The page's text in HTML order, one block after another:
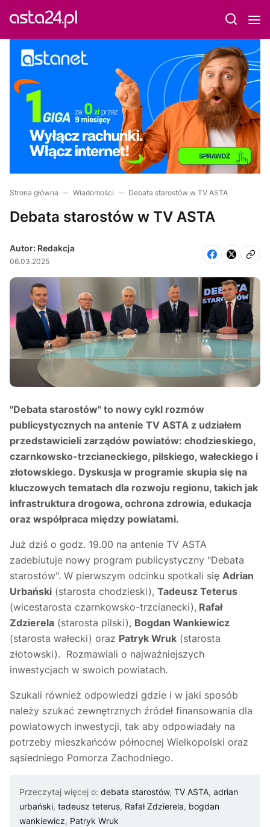
Strona główna Wiadomości Debata starostów w TV ASTA
Debata starostów w TV ASTA
Autor: Redakcja
06.03.2025
"Debata starostów" to nowy cykl rozmów
publicystycznych na antenie TV ASTA z udziałem
przedstawicieli zarządów powiatów: chodzieskiego,
czarnkowsko-trzcianeckiego, pilskiego, wałeckiego i
złotowskiego. Dyskusja w programie skupia się na
kluczowych tematach dla rozwoju regionu, takich jak
infrastruktura drogowa, ochrona zdrowia, edukacja
oraz współpraca między powiatami.
Już dziś o godz. 19.00 na antenie TV ASTA
zadebiutuje nowy program publicystyczny "Debata
starostów". W pierwszym odcinku spotkali się Adrian
Urbański (starosta chodzieski), Tadeusz Teterus
(wicestarosta czarnkowsko-trzcianecki), Rafał
Zdzierela (starosta pilski), Bogdan Wankiewicz
(starosta wałecki) oraz Patryk Wruk (starosta
złotowski). Rozmawiali o najważniejszych
inwestycjach w swoich powiatach.
Szukali również odpowiedzi gdzie i w jaki sposób
należy szukać zewnętrznych źródeł finansowania dla
powiatowych inwestycji, tak aby odpowiadały na
potrzeby mieszkańców północnej Wielkopolski oraz
sąsiedniego Pomorza Zachodniego.
Przeczytaj więcej o: debata starostów, TV ASTA, adrian
urbański, tadeusz teterus, Rafał Zdzierela, bogdan
wankiewicz, Patryk Wruk